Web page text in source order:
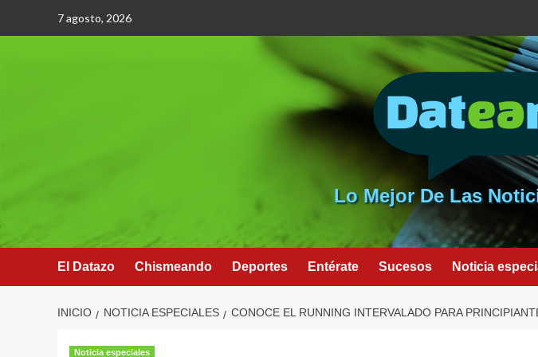
7 agosto, 2026
Lo Mejor De Las
El Datazo Chismeando Deportes Entérate Sucesos Noticia
INICIO NOTICIA ESPECIALES CONOCE EL RUNNING INTERVALADO PARA
Noticia especiales